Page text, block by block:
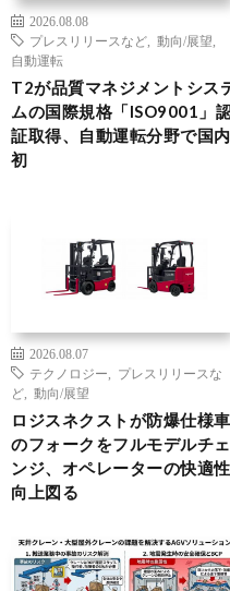
2026.08.08
プレスリリースなど
動向/展望
自動運転
T2が品質マネジメントシス
ムの国際規格「ISO9001」
証取得、自動運転分野で国内
初
2026.08.07
テクノロジー
プレスリリースな
ど
動向/展望
ロジスネクストが防爆仕様車
のフォークをフルモデルチェ
ンジ、オペレーターの快適性
向上図る